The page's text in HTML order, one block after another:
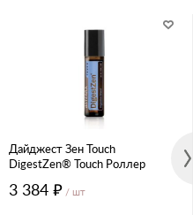
Дайджест Зен Touch
DigestZen® Touch Роллер
3 384 ₽ / шт